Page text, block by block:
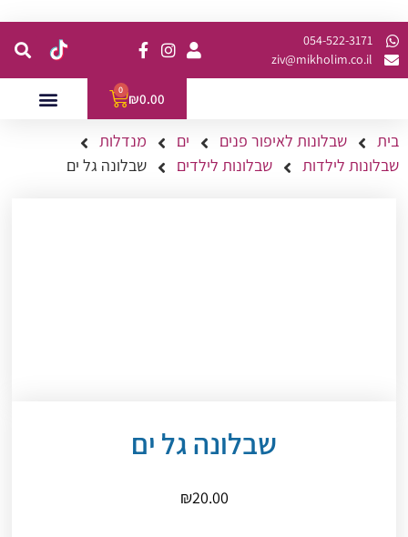
054-522-3171⁩
ziv@mikholim.co.il
₪0.00
0
בית שבלונות לאיפור פנים ים
מנדלות
שבלונות לילדות
שבלונות לילדים שבלונה גל ים
שבלונה גל ים
₪20.00